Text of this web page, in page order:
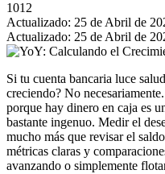
1012
Actualizado: 25 de Abril de
Actualizado: 25 de Abril de
Si tu cuenta bancaria luce
creciendo? No
porque hay dinero en caja es
bastante ingenuo. Medir el
mucho más que revisar el
métricas claras y
avanzando o simplemente